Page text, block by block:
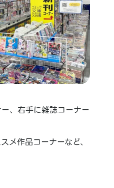
、右手に雑誌コーナー
メ作品コーナーなど、